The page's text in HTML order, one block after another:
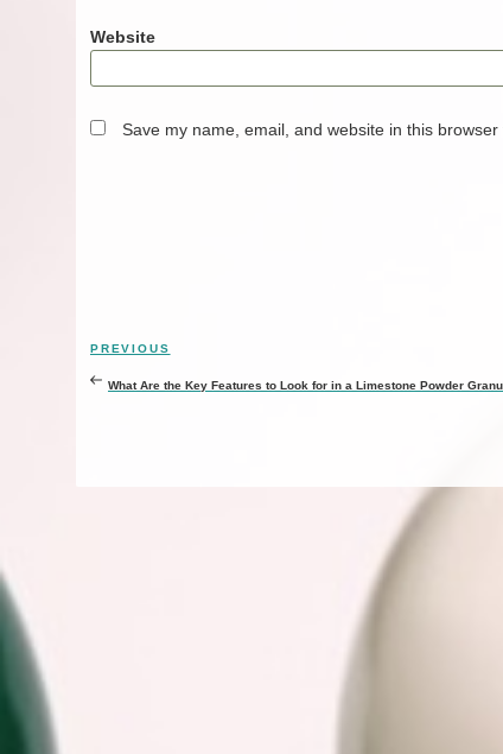
Website
Save my name, email, and website in this
Previous
Post
PREVIOUS
What Are the Key Features to Look for in a Limestone Powder